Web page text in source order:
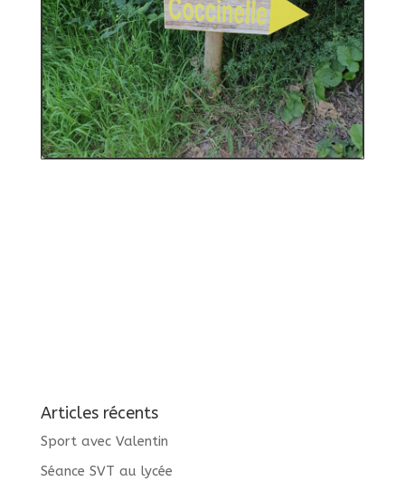
Articles récents
Sport avec Valentin
Séance SVT au lycée